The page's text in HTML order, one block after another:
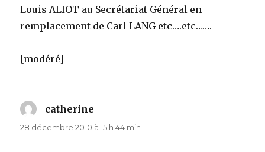
Louis ALIOT au Secrétariat Général en
remplacement de Carl LANG etc….etc…….
[modéré]
catherine
28 décembre 2010 à 15 h 44 min